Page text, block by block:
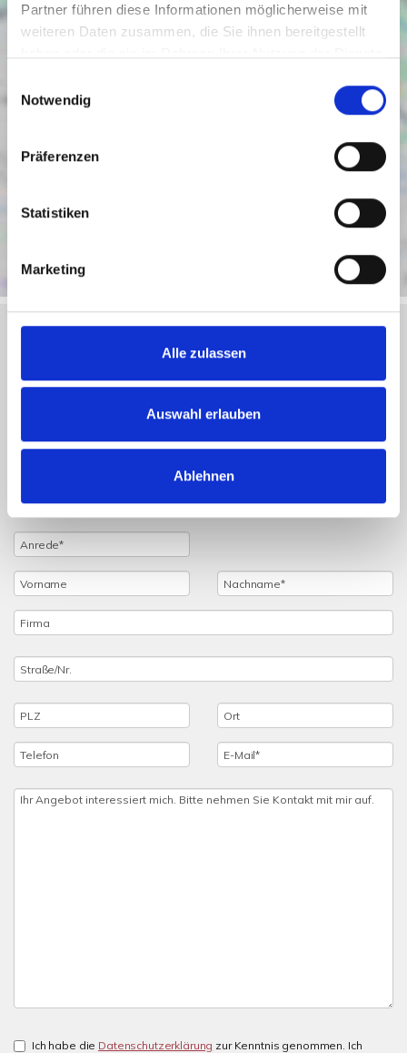
Partner führen diese Informationen möglicherweise mit
weiteren Daten zusammen, die Sie ihnen bereitgestellt
Notwendig
Präferenzen
Statistiken
Marketing
Alle zulassen
Auswahl erlauben
Ablehnen
Objektanfrage
einen Besichtigungstermin vereinbaren, dann füllen Sie
einfach das untenstehende Formular vollständig aus und
wir setzen uns schnellstmöglich mit Ihnen in Verbindung.
Ich habe die Datenschutzerklärung zur Kenntnis genommen. Ich